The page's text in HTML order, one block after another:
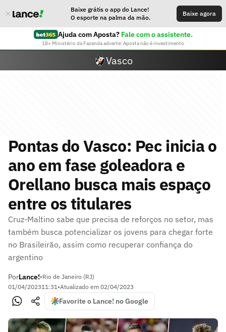
Baixe grátis o app do Lance!
O esporte na palma da mão.
Baixe agora
Ajuda com Aposta? Fale com o assistente.
18+ Ministério da Fazenda adverte: Aposta não é investimento
Vasco
Pontas do Vasco: Pec inicia o
ano em fase goleadora e
Orellano busca mais espaço
entre os titulares
Cruz-Maltino sabe que precisa de reforços no setor, mas
também busca potencializar os jovens para chegar forte
no Brasileirão, assim como recuperar confiança do
argentino
PorLance!•Rio de Janeiro (RJ)
01/04/202311:31•Atualizado em 02/04/2023
Favorite o Lance! no Google